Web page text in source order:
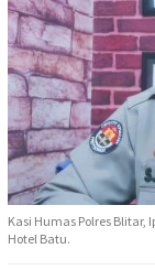
Kasi Humas Polres
Hotel Batu.